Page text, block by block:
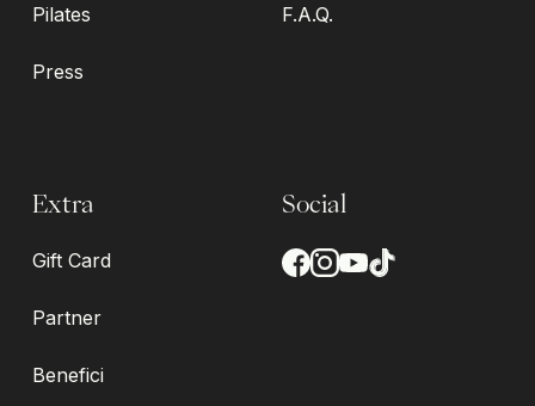
Pilates
Press
F.A.Q.
Extra
Gift Card
Partner
Benefici
Social